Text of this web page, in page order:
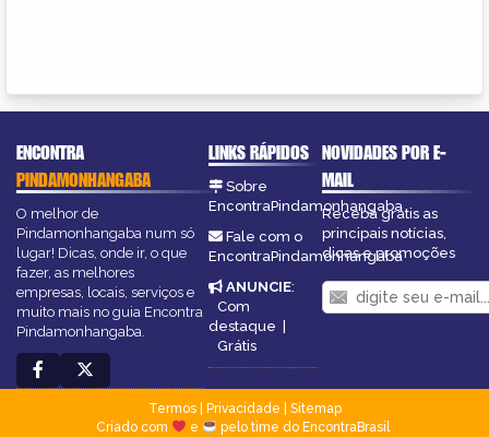
ENCONTRA
PINDAMONHANGABA
O melhor de
Pindamonhangaba num só
lugar! Dicas, onde ir, o que
fazer, as melhores
empresas, locais, serviços e
muito mais no guia Encontra
Pindamonhangaba.
LINKS RÁPIDOS
Sobre
EncontraPindamonhangaba
Fale com o
EncontraPindamonhangaba
ANUNCIE:
Com
destaque |
Grátis
NOVIDADES POR E-
MAIL
Receba grátis as
principais notícias,
dicas e promoções
Termos| Privacidade
Sitemap
Criado com
e pelo time do EncontraBrasil